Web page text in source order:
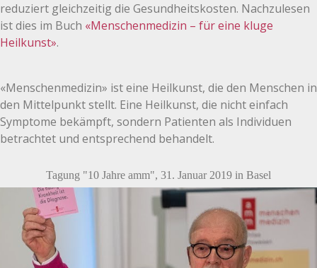
reduziert gleichzeitig die Gesundheitskosten. Nachzulesen
ist dies im Buch «Menschenmedizin – für eine kluge
Heilkunst».
«Menschenmedizin» ist eine Heilkunst, die den Menschen in
den Mittelpunkt stellt. Eine Heilkunst, die nicht einfach
Symptome bekämpft, sondern Patienten als Individuen
betrachtet und entsprechend behandelt.
Tagung "10 Jahre amm", 31. Januar 2019 in Basel